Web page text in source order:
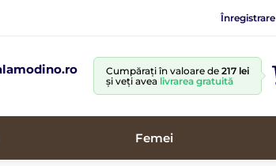
Înregistrare
Cumpărați în valoare de 217 lei
și veți avea livrarea gratuită
Femei